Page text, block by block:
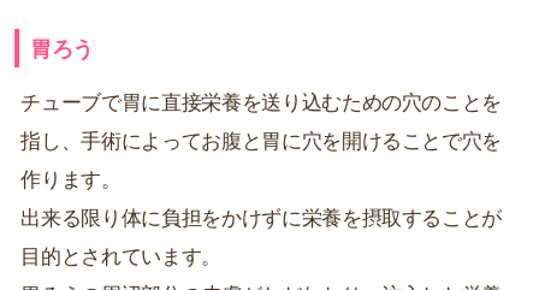
胃ろう
チューブで胃に直接栄養を送り込むための穴のことを
指し、手術によってお腹と胃に穴を開けることで穴を
作ります。
出来る限り体に負担をかけずに栄養を摂取することが
目的とされています。